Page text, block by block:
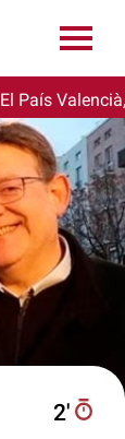
El País
2′